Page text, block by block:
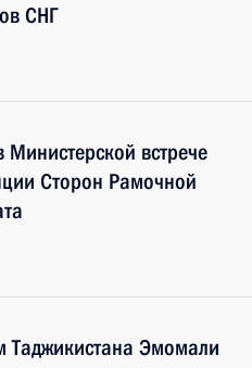
СНГ
Министерской встрече
Сторон Рамочной
Таджикистана Эмомали